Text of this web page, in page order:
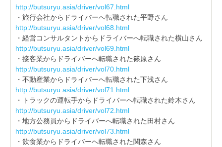
http://butsuryu.asia/driver/vol67.html
・旅行会社からドライバーへ転職された平野さん
http://butsuryu.asia/driver/vol68.html
・経営コンサルタントからドライバーへ転職された横山さん
http://butsuryu.asia/driver/vol69.html
・接客業からドライバーへ転職された篠原さん
http://butsuryu.asia/driver/vol70.html
・不動産業からドライバーへ転職された下浅さん
http://butsuryu.asia/driver/vol71.html
・トラックの運転手からドライバーへ転職された鈴木さん
http://butsuryu.asia/driver/vol72.html
・地方公務員からドライバーへ転職された田村さん
http://butsuryu.asia/driver/vol73.html
・飲食業からドライバーへ転職された関森さん